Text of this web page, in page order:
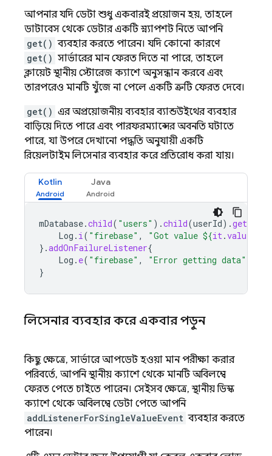
আপনার যদি ডেটা শুধু একবারই প্রয়োজন হয়, তাহলে
ডাটাবেস থেকে ডেটার একটি স্ন্যাপশট নিতে আপনি
get() ব্যবহার করতে পারেন। যদি কোনো কারণে
get() সার্ভারের মান ফেরত দিতে না পারে, তাহলে
ক্লায়েন্ট স্থানীয় স্টোরেজ ক্যাশে অনুসন্ধান করবে এবং
তারপরেও মানটি খুঁজে না পেলে একটি ত্রুটি ফেরত দেবে।
get() এর অপ্রয়োজনীয় ব্যবহার ব্যান্ডউইথের ব্যবহার
বাড়িয়ে দিতে পারে এবং পারফরম্যান্সের অবনতি ঘটাতে
পারে, যা উপরে দেখানো পদ্ধতি অনুযায়ী একটি
রিয়েলটাইম লিসেনার ব্যবহার করে প্রতিরোধ করা যায়।
Kotlin Java
mDatabase.child( "users" ).child(userId).get
Log . i( "firebase" , "Got value ${it.value
}.addOnFailureListener{
Log . e( "firebase" , "Error getting data"
}
লিসেনার ব্যবহার করে একবার পড়ুন
কিছু ক্ষেত্রে, সার্ভারে আপডেট হওয়া মান পরীক্ষা করার
পরিবর্তে, আপনি স্থানীয় ক্যাশে থেকে মানটি অবিলম্বে
ফেরত পেতে চাইতে পারেন। সেইসব ক্ষেত্রে, স্থানীয় ডিস্ক
ক্যাশে থেকে অবিলম্বে ডেটা পেতে আপনি
addListenerForSingleValueEvent ব্যবহার করতে
পারেন।